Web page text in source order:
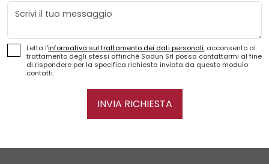
Messaggio
Letta l'informativa sul trattamento dei dati personali, acconsento al
trattamento degli stessi affinché Sadun Srl possa contattarmi al fine
di rispondere per la specifica richiesta inviata da questo modulo
contatti.
INVIA RICHIESTA